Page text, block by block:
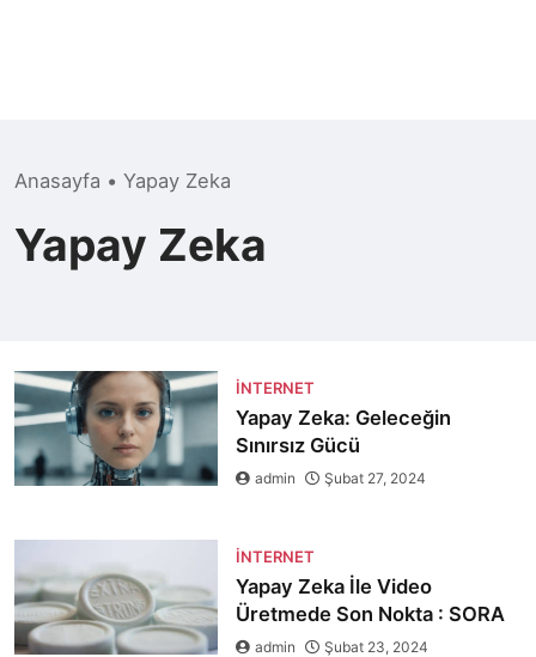
Anasayfa • Yapay Zeka
Yapay Zeka
İNTERNET
Yapay Zeka: Geleceğin
Sınırsız Gücü
admin Şubat 27, 2024
İNTERNET
Yapay Zeka İle Video
Üretmede Son Nokta : SORA
admin Şubat 23, 2024